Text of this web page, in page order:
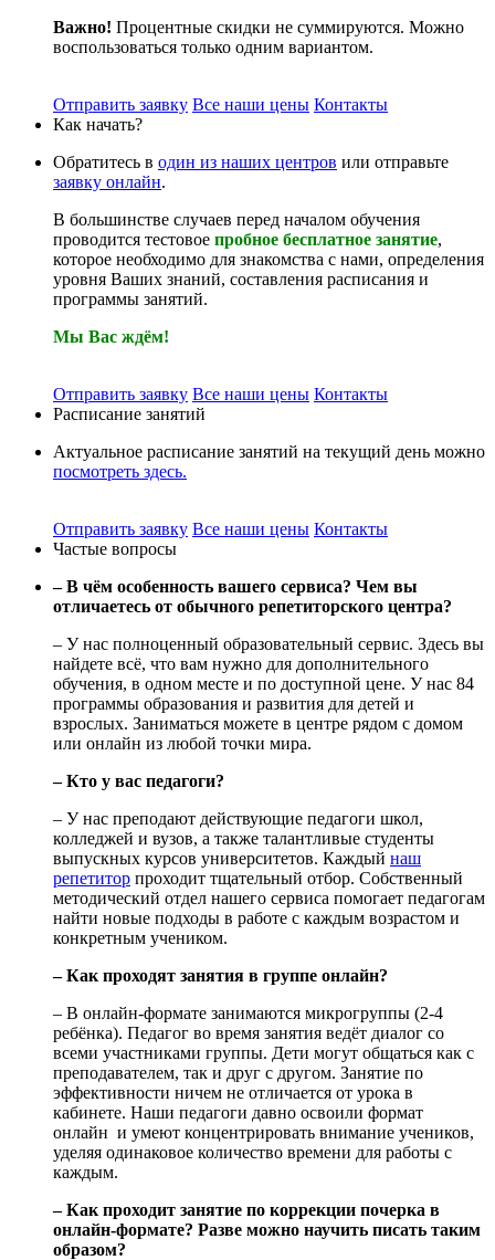
Важно! Процентные скидки не суммируются. Можно
воспользоваться только одним вариантом.
Отправить заявку Все наши цены Контакты
Как начать?
Обратитесь в один из наших центров или отправьте
заявку онлайн.
В большинстве случаев перед началом обучения
проводится тестовое пробное бесплатное занятие,
которое необходимо для знакомства с нами, определения
уровня Ваших знаний, составления расписания и
программы занятий.
Мы Вас ждём!
Отправить заявку Все наши цены Контакты
Расписание занятий
Актуальное расписание занятий на текущий день можно
посмотреть здесь.
Отправить заявку Все наши цены Контакты
Частые вопросы
– В чём особенность вашего сервиса? Чем вы
отличаетесь от обычного репетиторского центра?
– У нас полноценный образовательный сервис. Здесь вы
найдете всё, что вам нужно для дополнительного
обучения, в одном месте и по доступной цене. У нас 84
программы образования и развития для детей и
взрослых. Заниматься можете в центре рядом с домом
или онлайн из любой точки мира.
– Кто у вас педагоги?
– У нас преподают действующие педагоги школ,
колледжей и вузов, а также талантливые студенты
выпускных курсов университетов. Каждый наш
репетитор проходит тщательный отбор. Собственный
методический отдел нашего сервиса помогает педагогам
найти новые подходы в работе с каждым возрастом и
конкретным учеником.
– Как проходят занятия в группе онлайн?
– В онлайн-формате занимаются микрогруппы (2-4
ребёнка). Педагог во время занятия ведёт диалог со
всеми участниками группы. Дети могут общаться как с
преподавателем, так и друг с другом. Занятие по
эффективности ничем не отличается от урока в
кабинете. Наши педагоги давно освоили формат
онлайн и умеют концентрировать внимание учеников,
уделяя одинаковое количество времени для работы с
каждым.
– Как проходит занятие по коррекции почерка в
онлайн-формате? Разве можно научить писать таким
образом?